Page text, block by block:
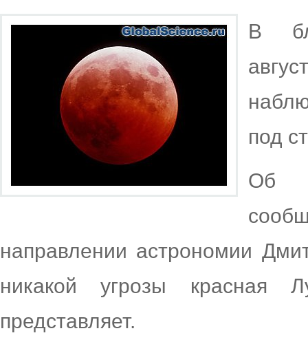
В
под
Об
направлении астрономии
никакой угрозы
представляет.